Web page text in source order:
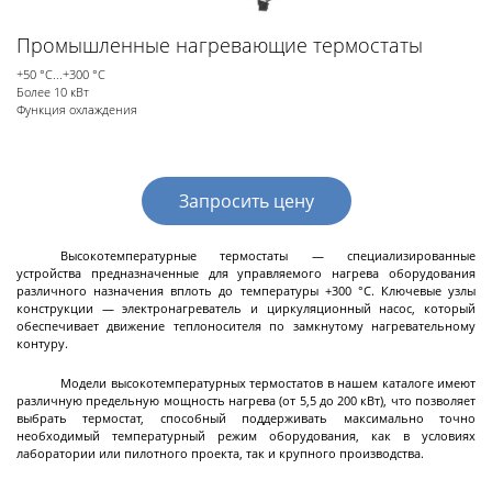
Центрифуги с верхней разгрузкой и прямым
приводом
Центрифуги с верхней разгрузкой и откидным
съёмом осадка автомат
Центрифуги с нижней выгрузкой и ножевым
Центрифуги с нижней выгрузкой, ножевым
Центрифуги горизонтальные консольного типа
Центрифуги горизонтальные с ножевым
Центрифуги горизонтальные с ножевым
Центрифуги горизонтальные во
Центрифуги горизонтальные с пульсирующей
Трубчатые центрифугиДалее
Декантерная центрифуга для осаждения
твёрдых частиц
Промышленные нагревающие термостаты
+50 °С...+300 °С
Более 10 кВт
Функция охлаждения
Запросить цену
Высокотемпературные термостаты — специализированные
устройства предназначенные для управляемого нагрева оборудования
различного назначения вплоть до температуры +300 °С. Ключевые узлы
конструкции — электронагреватель и циркуляционный насос, который
обеспечивает движение теплоносителя по замкнутому нагревательному
контуру.
Модели высокотемпературных термостатов в нашем каталоге имеют
различную предельную мощность нагрева (от 5,5 до 200 кВт), что позволяет
выбрать термостат, способный поддерживать максимально точно
необходимый температурный режим оборудования, как в условиях
лаборатории или пилотного проекта, так и крупного производства.